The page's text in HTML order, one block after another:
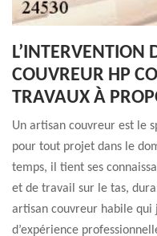
L’INTERVENTION
COUVREUR HP
TRAVAUX À
Un artisan couvreur est le
pour tout projet dans le
temps, il tient ses
et de travail sur le tas,
artisan couvreur habile qui
d’expérience